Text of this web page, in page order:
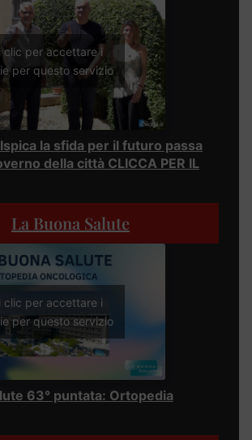
clic per accettare i
per questo servizio
la sfida per il futuro passa
della città CLICCA PER IL
La Buona Salute
clic per accettare i
per questo servizio
63° puntata: Ortopedia